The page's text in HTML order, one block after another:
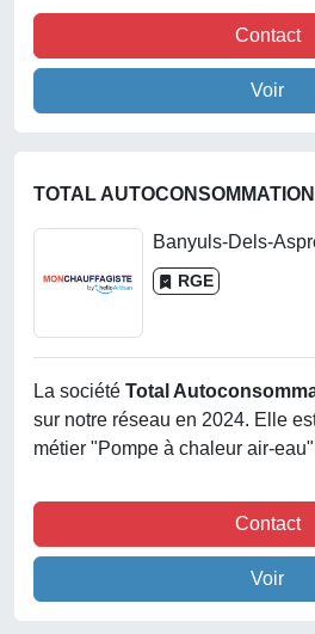
Contact
Voir
TOTAL
Banyuls-Dels-
RGE
La société Total
sur notre réseau en 2024. Elle
métier "Pompe à chaleur air-
Contact
Voir